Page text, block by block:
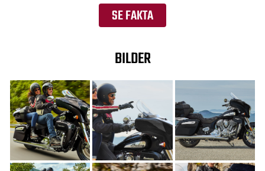
SE FAKTA
BILDER